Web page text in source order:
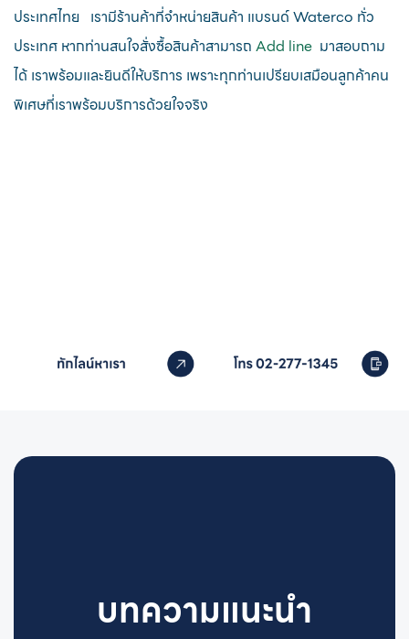
ประเทศไทย เรามีร้านค้าที่จำหน่ายสินค้า แบรนด์ Waterco ทั่ว
ประเทศ หากท่านสนใจสั่งซื้อสินค้าสามารถ Add line มาสอบถาม
ได้ เราพร้อมและยินดีให้บริการ เพราะทุกท่านเปรียบเสมือนลูกค้าคน
พิเศษที่เราพร้อมบริการด้วยใจจริง
บทความแนะนำ